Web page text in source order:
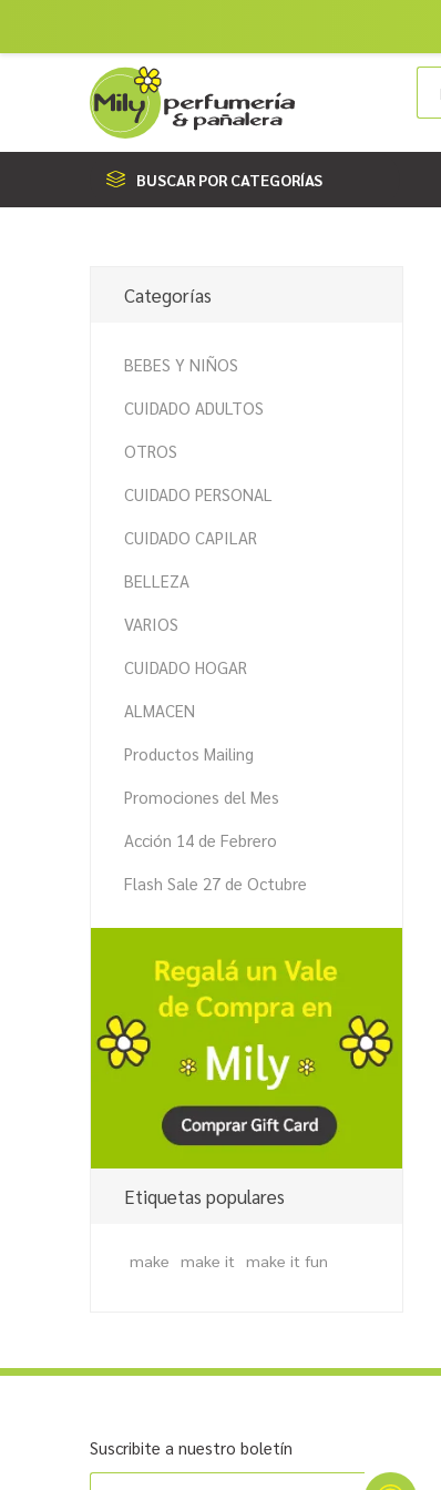
BUSCAR POR CATEGORÍAS
Categorías
BEBES Y NIÑOS
CUIDADO ADULTOS
OTROS
CUIDADO PERSONAL
CUIDADO CAPILAR
BELLEZA
VARIOS
CUIDADO HOGAR
ALMACEN
Productos Mailing
Promociones del Mes
Acción 14 de Febrero
Flash Sale 27 de Octubre
Etiquetas populares
make make it make it fun
Suscribite a nuestro boletín